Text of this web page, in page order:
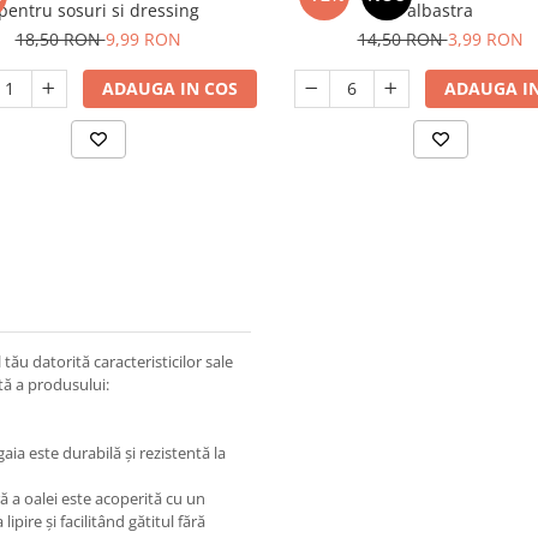
sosuri si dressing
18,50 RON9,99 RON
ADAUGA IN COS
albastra
14,50 RON3,99 RON
ADAUGA
datorită caracteristicilor sale
a produsului:
este durabilă și rezistentă la
a oalei este acoperită cu un
și facilitând gătitul fără